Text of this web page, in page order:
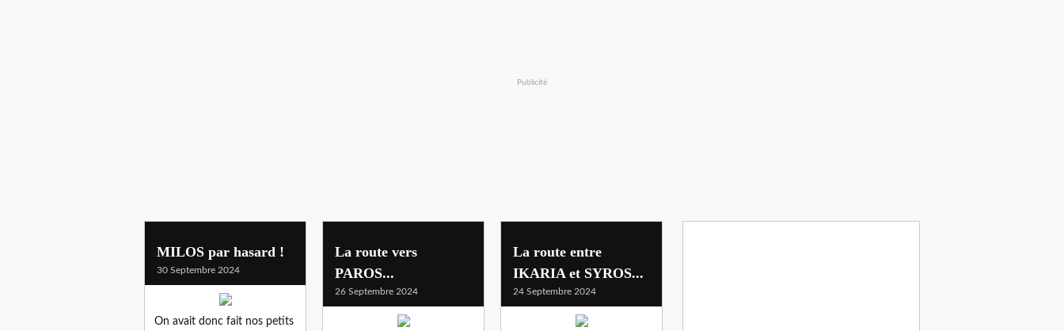
Publicité
MILOS par hasard !
30 Septembre 2024
On avait donc fait nos petits
La route vers
PAROS...
26 Septembre 2024
La route entre
IKARIA et SYROS...
24 Septembre 2024